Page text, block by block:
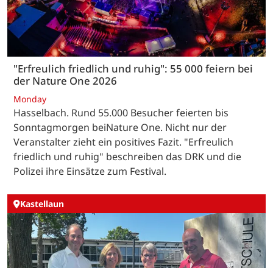
"Erfreulich friedlich und ruhig": 55 000 feiern bei
der Nature One 2026
Monday
Hasselbach. Rund 55.000 Besucher feierten bis
Sonntagmorgen beiNature One. Nicht nur der
Veranstalter zieht ein positives Fazit. "Erfreulich
friedlich und ruhig" beschreiben das DRK und die
Polizei ihre Einsätze zum Festival.
Kastellaun